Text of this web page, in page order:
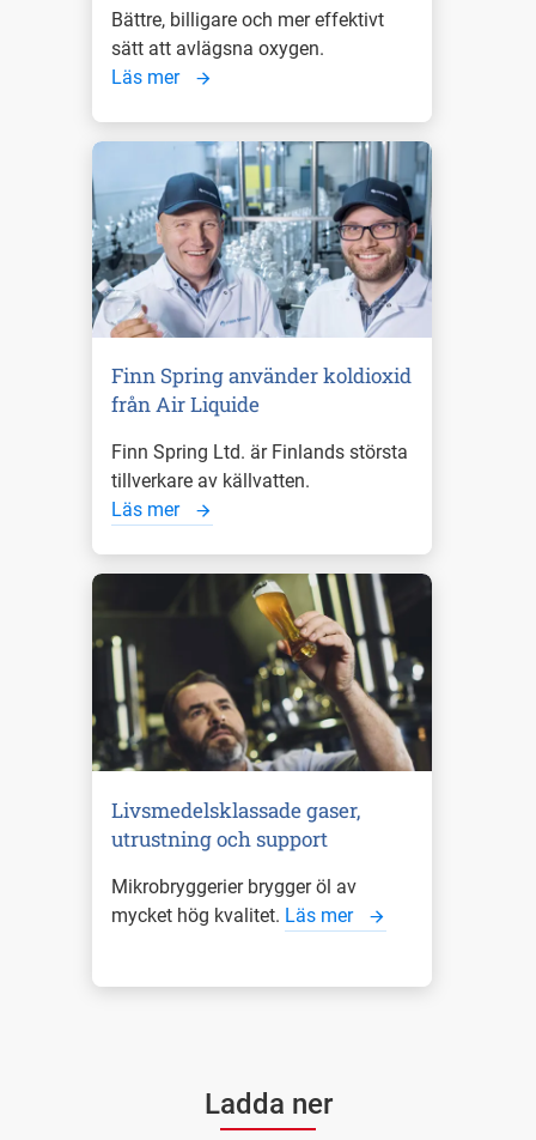
Bättre, billigare och mer effektivt
sätt att avlägsna oxygen.
Läs mer
Finn Spring använder koldioxid
från Air Liquide
Finn Spring Ltd. är Finlands största
tillverkare av källvatten.
Läs mer
Livsmedelsklassade gaser,
utrustning och support
Mikrobryggerier brygger öl av
mycket hög kvalitet. Läs mer
Ladda ner